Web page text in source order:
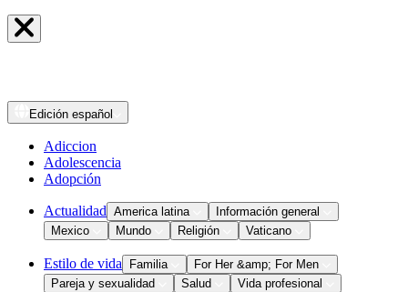
Edición español
Adiccion
Adolescencia
Adopción
Actualidad America latina
Información general
Mexico
Mundo Religión Vaticano
Estilo de vida Familia
For Her &amp; For Men
Pareja y sexualidad
Salud Vida profesional